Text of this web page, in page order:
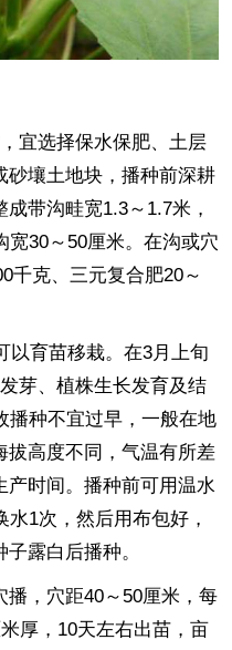
宜选择保水保肥、土层
砂壤土地块，播种前深耕
带沟畦宽1.3～1.7米，
宽30～50厘米。在沟或穴
千克、三元复合肥20～
以育苗移栽。在3月上旬
芽、植株生长发育及结
种不宜过早，一般在地
高度不同，气温有所差
时间。播种前可用温水
1次，然后用布包好，
露白后播种。
，穴距40～50厘米，每
厚，10天左右出苗，亩